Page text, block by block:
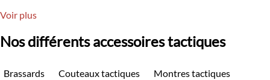
Voir plus
Nos différents accessoires tactiques
Brassards Couteaux tactiques
Montres tactiques